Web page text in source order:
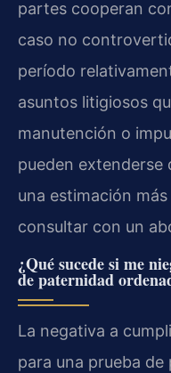
partes cooperan
caso no
período
asuntos litigiosos
manutención o
pueden extenderse
una estimación
consultar con un
¿Qué sucede si me
de paternidad
La negativa a
para una prueba